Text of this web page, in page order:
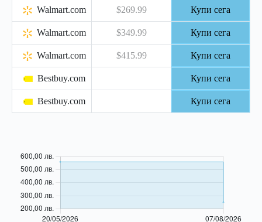
Walmart.com $269.99 Купи сега
Walmart.com $349.99 Купи сега
Walmart.com $415.99 Купи сега
Bestbuy.com Купи сега
Bestbuy.com Купи сега